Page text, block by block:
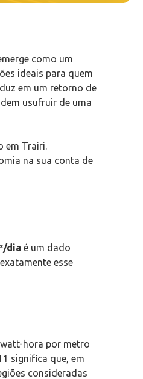
como um
ideais para quem
em um retorno de
usufruir de uma
em Trairi.
na sua conta de
dia é um dado
esse
hora por metro
significa que, em
consideradas